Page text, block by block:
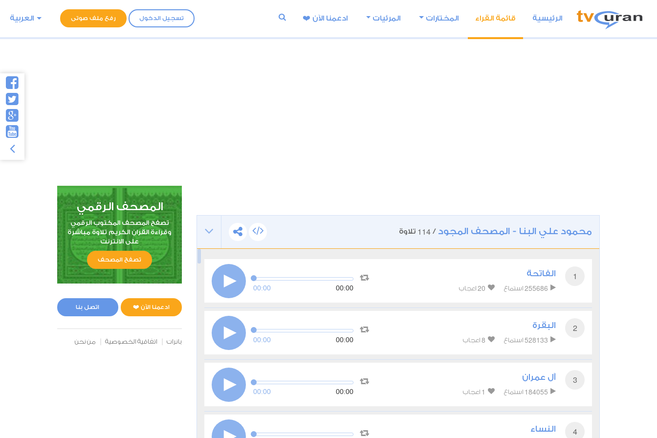
تسجيل الدخول رفع ملف صوتى العربية الرئيسية قائمة القراء المختارات المرئيات ادعمنا اﻵن ❤️
محمود علي البنا - المصحف المجود /
114 تلاوة
1 الفاتحة
255686 استماع 20 اعجاب 00:00 00:00
2 البقرة
528133 استماع 8 اعجاب 00:00 00:00
3 آل عمران
184055 استماع 1 اعجاب 00:00 00:00
4 النساء
المصحف الرقمي
تصفح المصحف المكتوب الرقمي
وقراءة القران الكريم تلاوة مباشرة
على الانترنت
تصفح المصحف
ادعمنا الآن ❤️ اتصل بنا
بانرات اتفاقية الخصوصية من نحن